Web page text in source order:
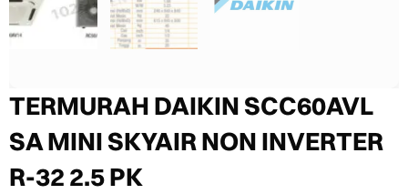
TERMURAH DAIKIN SCC60AVL
SA MINI SKYAIR NON INVERTER
R-32 2.5 PK